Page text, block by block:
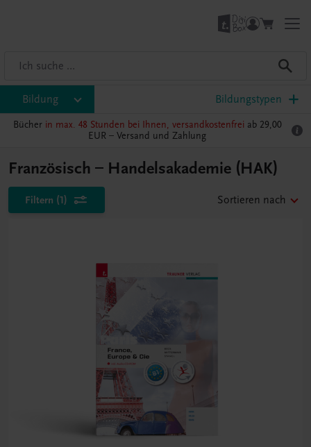
Bildung Bildungstypen
Bücher in max. 48 Stunden bei Ihnen, versandkostenfrei ab 29,00
EUR – Versand und Zahlung
Französisch – Handelsakademie (HAK)
Filtern (1) Sortieren nach